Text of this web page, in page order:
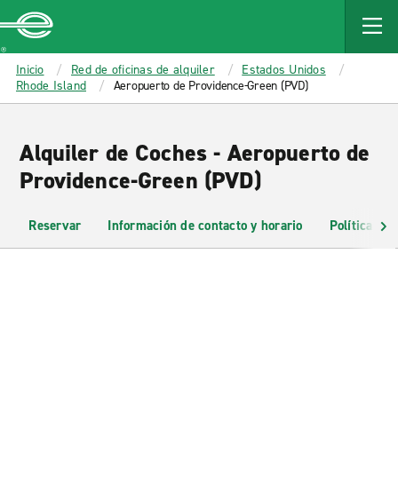
MAIN
CONTENT
Enterprise
Inicio Red de oficinas de alquiler
Estados Unidos
Rhode Island
Aeropuerto de Providence-Green (PVD)
Alquiler de Coches - Aeropuerto de
Providence-Green (PVD)
Reservar Información de contacto y horario Políticas